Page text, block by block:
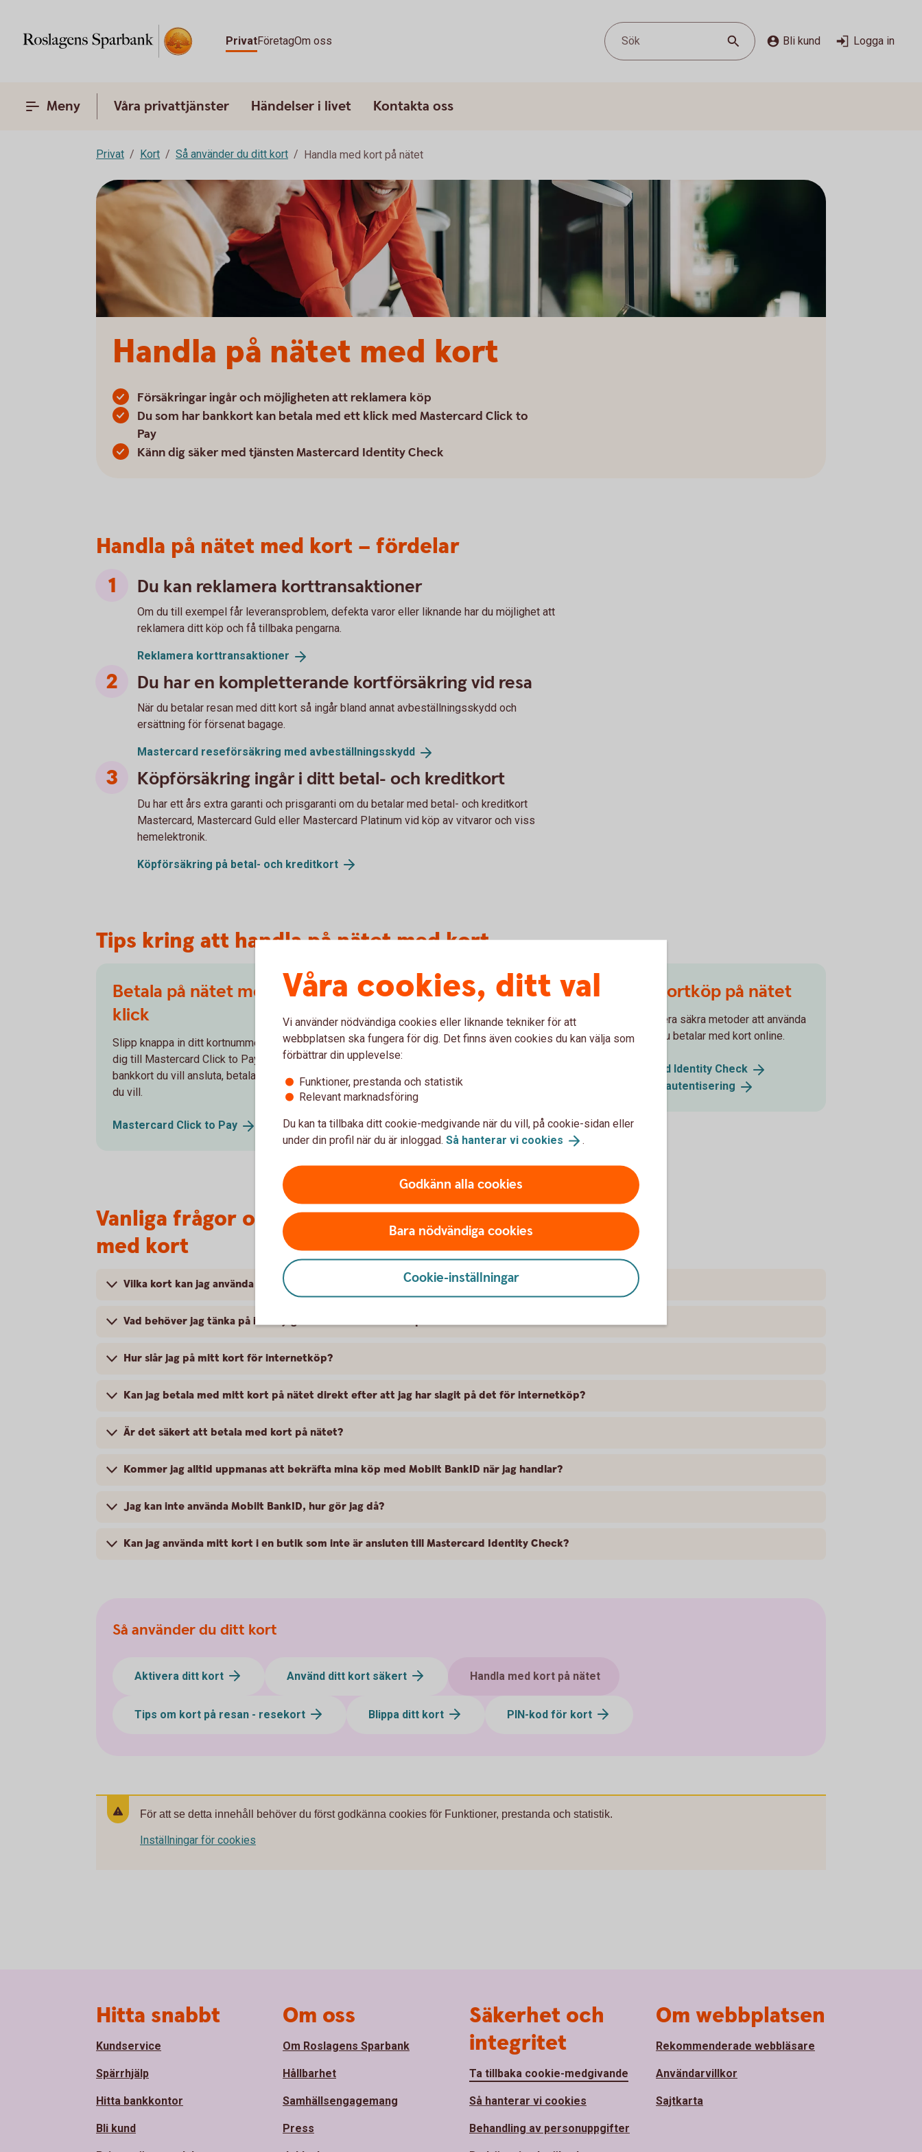
PrivatFöretagOm oss Sök Bli kund Logga in
Meny Våra privattjänster Händelser i livet Kontakta oss
Privat Kort Så använder du ditt kort Handla med kort på nätet
Handla på nätet med kort
Försäkringar ingår och möjligheten att reklamera köp
Du som har bankkort kan betala med ett klick med Mastercard Click to
Pay
Känn dig säker med tjänsten Mastercard Identity Check
Handla på nätet med kort – fördelar
Du kan reklamera korttransaktioner
Om du till exempel får leveransproblem, defekta varor eller liknande har du möjlighet att
reklamera ditt köp och få tillbaka pengarna.
Reklamera korttransaktioner
Du har en kompletterande kortförsäkring vid resa
När du betalar resan med ditt kort så ingår bland annat avbeställningsskydd och
ersättning för försenat bagage.
Mastercard reseförsäkring med avbeställningsskydd
Köpförsäkring ingår i ditt betal- och kreditkort
Du har ett års extra garanti och prisgaranti om du betalar med betal- och kreditkort
Mastercard, Mastercard Guld eller Mastercard Platinum vid köp av vitvaror och viss
hemelektronik.
Köpförsäkring på betal- och kreditkort
Tips kring att handla på nätet med kort
Betala på nätet med ett
klick
Slipp knappa in ditt kortnummer – anslut
dig till Mastercard Click to Pay. Välj vilka
bankkort du vill ansluta, betala med det
du vill.
Mastercard Click to Pay
Slå på/av ditt kort för
internetköp
För att kunna handla på nätet behöver du
slå på ditt kort för internetköp, det gör du
enkelt i internetbanken eller i appen.
Säkra kortköp på nätet
Det finns flera säkra metoder att använda
sig av när du betalar med kort online.
Mastercard Identity Check
kundautentisering
Vanliga frågor och svar om att handla på nätet
med kort
Vilka kort kan jag använda för internetköp?
Vad behöver jag tänka på innan jag handlar med mitt kort på nätet?
Hur slår jag på mitt kort för internetköp?
Kan jag betala med mitt kort på nätet direkt efter att jag har slagit på det för internetköp?
Är det säkert att betala med kort på nätet?
Kommer jag alltid uppmanas att bekräfta mina köp med Mobilt BankID när jag handlar?
Jag kan inte använda Mobilt BankID, hur gör jag då?
Kan jag använda mitt kort i en butik som inte är ansluten till Mastercard Identity Check?
Så använder du ditt kort
Aktivera ditt kort Använd ditt kort säkert Handla med kort på nätet
Tips om kort på resan - resekort Blippa ditt kort PIN-kod för kort
För att se detta innehåll behöver du först godkänna cookies för Funktioner, prestanda och statistik.
Inställningar för cookies
Våra cookies, ditt val
Vi använder nödvändiga cookies eller liknande tekniker för att
webbplatsen ska fungera för dig. Det finns även cookies du kan välja som
förbättrar din upplevelse:
Funktioner, prestanda och statistik
Relevant marknadsföring
Du kan ta tillbaka ditt cookie-medgivande när du vill, på cookie-sidan eller
under din profil när du är inloggad. Så hanterar vi cookies .
Godkänn alla cookies
Bara nödvändiga cookies
Cookie-inställningar
Hitta snabbt
Kundservice
Spärrhjälp
Hitta bankkontor
Bli kund
Om oss
Om Roslagens Sparbank
Hållbarhet
Samhällsengagemang
Press
Säkerhet och
integritet
Ta tillbaka cookie-medgivande
Så hanterar vi cookies
Behandling av personuppgifter
Om webbplatsen
Rekommenderade webbläsare
Användarvillkor
Sajtkarta